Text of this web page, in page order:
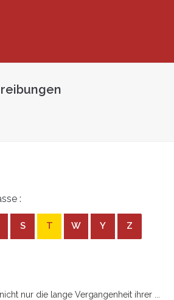
:
S T W Y Z
nur die lange Vergangenheit ihrer ...